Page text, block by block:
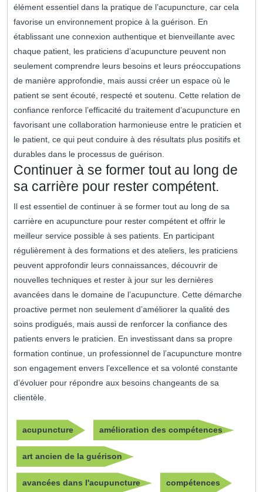
élément essentiel dans la pratique de l’acupuncture, car cela
favorise un environnement propice à la guérison. En
établissant une connexion authentique et bienveillante avec
chaque patient, les praticiens d’acupuncture peuvent non
seulement comprendre leurs besoins et leurs préoccupations
de manière approfondie, mais aussi créer un espace où le
patient se sent écouté, respecté et soutenu. Cette relation de
confiance renforce l’efficacité du traitement d’acupuncture en
favorisant une collaboration harmonieuse entre le praticien et
le patient, ce qui peut conduire à des résultats plus positifs et
durables dans le processus de guérison.
Continuer à se former tout au long de
sa carrière pour rester compétent.
Il est essentiel de continuer à se former tout au long de sa
carrière en acupuncture pour rester compétent et offrir le
meilleur service possible à ses patients. En participant
régulièrement à des formations et des ateliers, les praticiens
peuvent approfondir leurs connaissances, découvrir de
nouvelles techniques et rester à jour sur les dernières
avancées dans le domaine de l’acupuncture. Cette démarche
proactive permet non seulement d’améliorer la qualité des
soins prodigués, mais aussi de renforcer la confiance des
patients envers le praticien. En investissant dans sa propre
formation continue, un professionnel de l’acupuncture montre
son engagement envers l’excellence et sa volonté constante
d’évoluer pour répondre aux besoins changeants de sa
clientèle.
acupuncture amélioration des compétences
art ancien de la guérison
avancées dans l'acupuncture compétences